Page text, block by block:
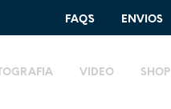
FAQ´S ENVIOS
VIDEO SHOP